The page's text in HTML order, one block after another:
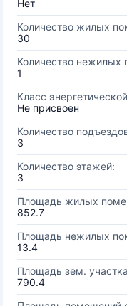
Нет
Количество жилых
30
Количество нежилых
1
Класс
Не присвоен
Количество
3
Количество этажей:
3
Площадь жилых
852.7
Площадь нежилых
13.4
Площадь зем.
790.4